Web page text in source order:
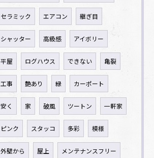
セラミック エアコン 継ぎ目
シャッター 高級感 アイボリー
平屋 ログハウス できない 亀裂
工事 艶あり 緑 カーポート
安く 家 破風 ツートン 一軒家
ピンク スタッコ 多彩 模様
外壁から 屋上 メンテナンスフリー